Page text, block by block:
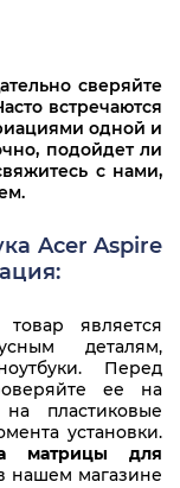
сверяйте
встречаются
одной и
подойдет ли
с нами,
Acer Aspire
является
деталям,
Перед
ее на
пластиковые
установки.
матрицы для
нашем магазине